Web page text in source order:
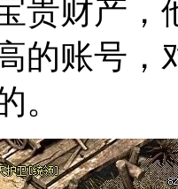
贵财产，
的账号，
。